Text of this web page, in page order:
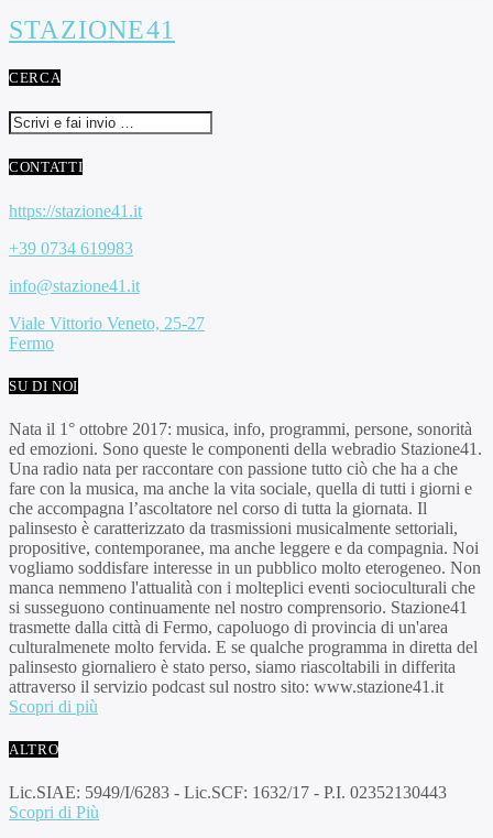
STAZIONE41
CERCA
CONTATTI
https://stazione41.it
+39 0734 619983
info@stazione41.it
Viale Vittorio Veneto, 25-27
Fermo
SU DI NOI
Nata il 1° ottobre 2017: musica, info, programmi, persone, sonorità
ed emozioni. Sono queste le componenti della webradio Stazione41.
Una radio nata per raccontare con passione tutto ciò che ha a che
fare con la musica, ma anche la vita sociale, quella di tutti i giorni e
che accompagna l’ascoltatore nel corso di tutta la giornata. Il
palinsesto è caratterizzato da trasmissioni musicalmente settoriali,
propositive, contemporanee, ma anche leggere e da compagnia. Noi
vogliamo soddisfare interesse in un pubblico molto eterogeneo. Non
manca nemmeno l'attualità con i molteplici eventi socioculturali che
si susseguono continuamente nel nostro comprensorio. Stazione41
trasmette dalla città di Fermo, capoluogo di provincia di un'area
culturalmenete molto fervida. E se qualche programma in diretta del
palinsesto giornaliero è stato perso, siamo riascoltabili in differita
attraverso il servizio podcast sul nostro sito: www.stazione41.it
Scopri di più
ALTRO
Lic.SIAE: 5949/I/6283 - Lic.SCF: 1632/17 - P.I. 02352130443
Scopri di Più